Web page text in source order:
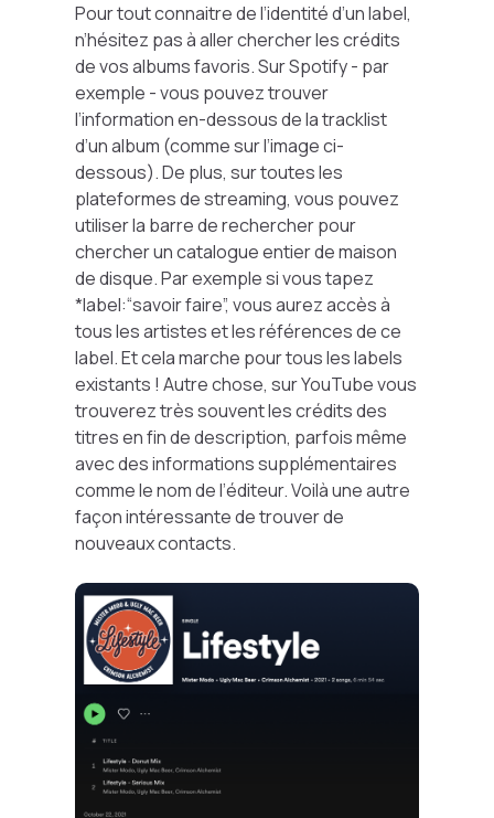
Pour tout connaitre de l’identité d’un label,
n’hésitez pas à aller chercher les crédits
de vos albums favoris. Sur Spotify - par
exemple - vous pouvez trouver
l’information en-dessous de la tracklist
d’un album (comme sur l’image ci-
dessous). De plus, sur toutes les
plateformes de streaming, vous pouvez
utiliser la barre de rechercher pour
chercher un catalogue entier de maison
de disque. Par exemple si vous tapez
*label:“savoir faire”, vous aurez accès à
tous les artistes et les références de ce
label. Et cela marche pour tous les labels
existants ! Autre chose, sur YouTube vous
trouverez très souvent les crédits des
titres en fin de description, parfois même
avec des informations supplémentaires
comme le nom de l’éditeur. Voilà une autre
façon intéressante de trouver de
nouveaux contacts.